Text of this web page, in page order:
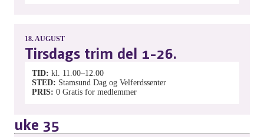
18.AUGUST
Tirsdags trim del 1-26.
TID kl. 11.00–12.00
STED
Stamsund Dag og Velferdssenter
PRIS 0 Gratis for medlemmer
uke 35